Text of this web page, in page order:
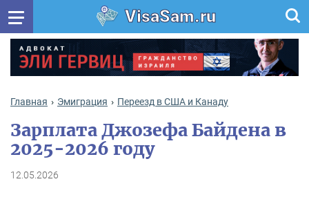
VisaSam.ru
Главная Эмиграция Переезд в США и Канаду
Зарплата Джозефа Байдена в
2025-2026 году
12.05.2026